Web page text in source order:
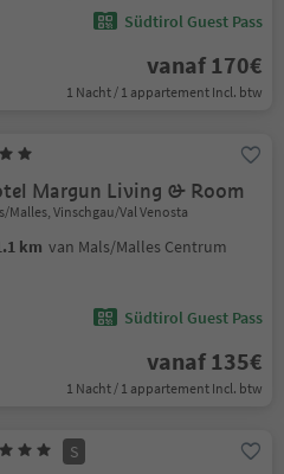
Südtirol Guest Pass
vanaf 170€
1 Nacht / 1 appartement Incl. btw
Margun Living & Room
Malles, Vinschgau/Val Venosta
km van Mals/Malles Centrum
Südtirol Guest Pass
vanaf 135€
1 Nacht / 1 appartement Incl. btw
S